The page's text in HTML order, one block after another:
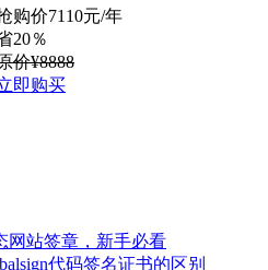
购价7110元/年
20％
价¥8888
即购买
网站签章，新手必看
代码签名证书的区别